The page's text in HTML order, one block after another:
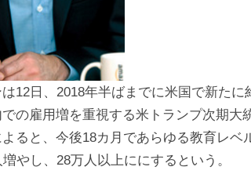
12日、2018年半ばまでに米国で新たに
の雇用増を重視する米トランプ次期大
ると、今後18カ月であらゆる教育レベ
やし、28万人以上ににするという。